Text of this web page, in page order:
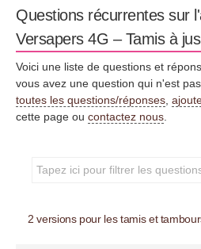
Questions récurrentes sur
Versapers 4G – Tamis à jus
Voici une liste de questions et
vous avez une question qui n'est
toutes les questions/réponses,
cette page ou contactez nous.
2 versions pour les tamis et